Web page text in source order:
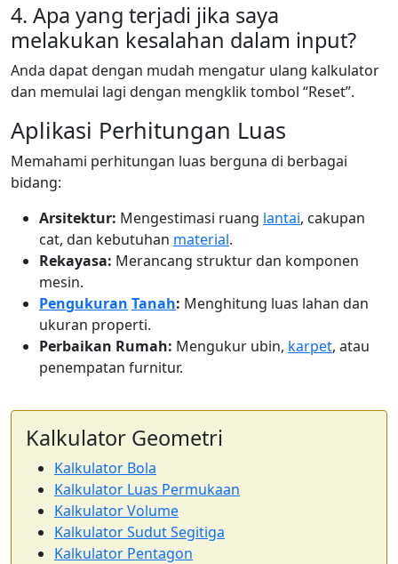
4. Apa yang terjadi jika saya
melakukan kesalahan dalam input?
Anda dapat dengan mudah mengatur ulang kalkulator
dan memulai lagi dengan mengklik tombol “Reset”.
Aplikasi Perhitungan Luas
Memahami perhitungan luas berguna di berbagai
bidang:
Arsitektur: Mengestimasi ruang lantai, cakupan
cat, dan kebutuhan material.
Rekayasa: Merancang struktur dan komponen
mesin.
Pengukuran Tanah: Menghitung luas lahan dan
ukuran properti.
Perbaikan Rumah: Mengukur ubin, karpet, atau
penempatan furnitur.
Kalkulator Geometri
Kalkulator Bola
Kalkulator Luas Permukaan
Kalkulator Volume
Kalkulator Sudut Segitiga
Kalkulator Pentagon